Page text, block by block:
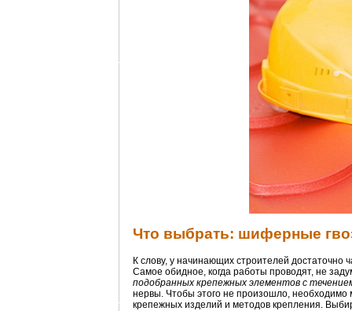
Что выбрать: шиферные
К слову, у начинающих строителей достаточно
Самое обидное, когда работы проводят, не
подобранных крепежных элементов с
нервы. Чтобы этого не произошло, необходимо
крепежных изделий и методов крепления.